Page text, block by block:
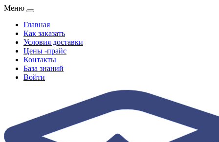
Меню
Главная
Как заказать
Условия доставки
Цены -прайс
Контакты
База знаний
Войти